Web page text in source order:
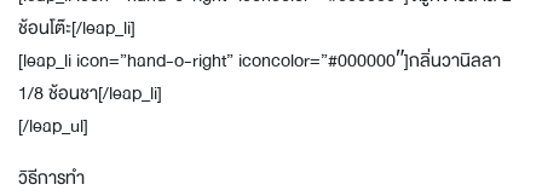
ช้อนโต๊ะ[/leap_li]
[leap_li icon=”hand-o-right” iconcolor=”#000000″]กลิ่นวานิลลา
1/8 ช้อนชา[/leap_li]
[/leap_ul]
วิธีการทำ